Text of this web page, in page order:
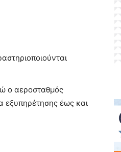
ο αεροσταθμός
εξυπηρέτησης έως και